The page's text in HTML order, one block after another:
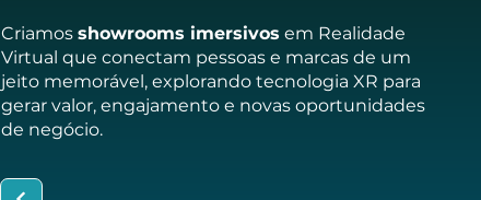
Criamos showrooms imersivos em Realidade
Virtual que conectam pessoas e marcas de um
jeito memorável, explorando tecnologia XR para
gerar valor, engajamento e novas oportunidades
de negócio.